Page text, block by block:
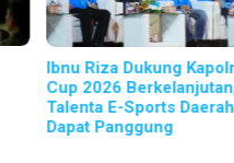
Ibnu Riza Dukung
Cup 2026
Talenta E-Sports Daerah
Dapat Panggung